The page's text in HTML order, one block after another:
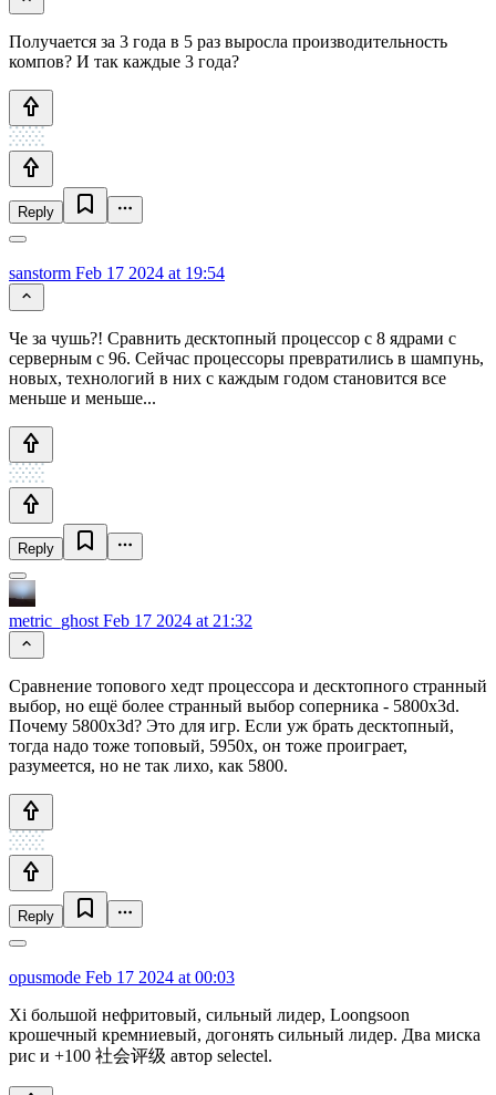
Получается за 3 года в 5 раз выросла производительность
компов? И так каждые 3 года?
Reply
sanstorm Feb 17 2024 at 19:54
Че за чушь?! Сравнить десктопный процессор с 8 ядрами с
серверным с 96. Сейчас процессоры превратились в шампунь,
новых, технологий в них с каждым годом становится все
меньше и меньше...
Reply
metric_ghost Feb 17 2024 at 21:32
Сравнение топового хедт процессора и десктопного странный
выбор, но ещё более странный выбор соперника - 5800х3d.
Почему 5800x3d? Это для игр. Если уж брать десктопный,
тогда надо тоже топовый, 5950х, он тоже проиграет,
разумеется, но не так лихо, как 5800.
Reply
opusmode Feb 17 2024 at 00:03
Xi большой нефритовый, сильный лидер, Loongsoon
крошечный кремниевый, догонять сильный лидер. Два миска
рис и +100 社会评级 автор selectel.